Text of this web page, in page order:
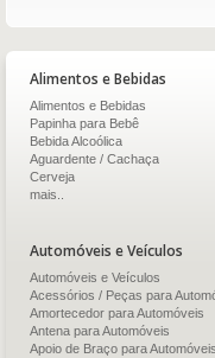
Alimentos e Bebidas
Alimentos e Bebidas
Papinha para Bebê
Bebida Alcoólica
Aguardente / Cachaça
Cerveja
mais..
Automóveis e Veículos
Automóveis e Veículos
Acessórios / Peças para
Amortecedor para Automóveis
Antena para Automóveis
Apoio de Braço para Automóveis